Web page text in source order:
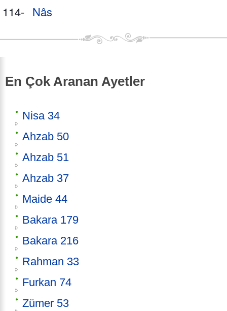
114- Nâs
En Çok Aranan Ayetler
Nisa 34
Ahzab 50
Ahzab 51
Ahzab 37
Maide 44
Bakara 179
Bakara 216
Rahman 33
Furkan 74
Zümer 53